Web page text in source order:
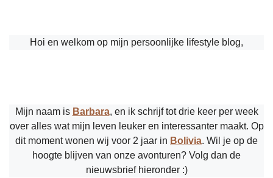
Hoi en welkom op mijn persoonlijke lifestyle blog,
Mijn naam is Barbara, en ik schrijf tot drie keer per week
over alles wat mijn leven leuker en interessanter maakt. Op
dit moment wonen wij voor 2 jaar in Bolivia. Wil je op de
hoogte blijven van onze avonturen? Volg dan de
nieuwsbrief hieronder :)